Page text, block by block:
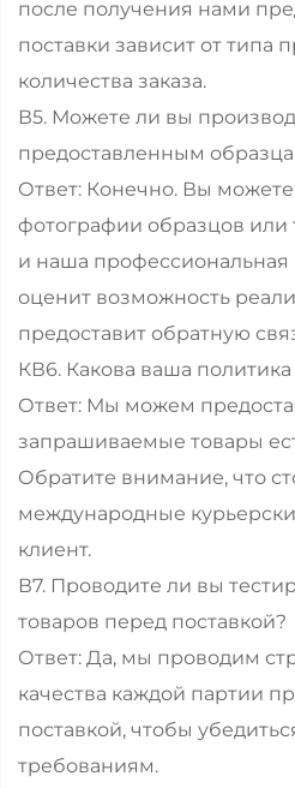
после получения нами
поставки зависит от типа
количества заказа.
В5. Можете ли вы
предоставленным
Ответ: Конечно. Вы
фотографии образцов или
и наша
оценит возможность
предоставит обратную
КВ6. Какова ваша
Ответ: Мы можем
запрашиваемые товары
Обратите внимание, что
международные
клиент.
В7. Проводите ли вы
товаров перед поставкой?
Ответ: Да, мы проводим
качества каждой партии
поставкой, чтобы
требованиям.